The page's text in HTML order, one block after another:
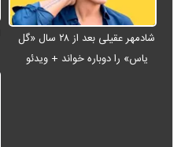
شادمهر عقیلی بعد از ۲۸ سال «گل
یاس» را دوباره خواند + ویدئو